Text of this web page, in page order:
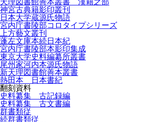
天理図書館善本叢書 漢籍之部
神宮古典籍影印叢刊
日本大学蔵源氏物語
宮内庁書陵部コロタイプシリーズ
上方藝文叢刊
蓬左文庫本続日本紀
宮内庁書陵部本影印集成
東京大学史料編纂所叢書
尾州家河内本源氏物語
新天理図書館善本叢書
熱田本 日本書紀
翻刻資料
史料纂集 古記録編
史料纂集 古文書編
群書類従
続群書類従